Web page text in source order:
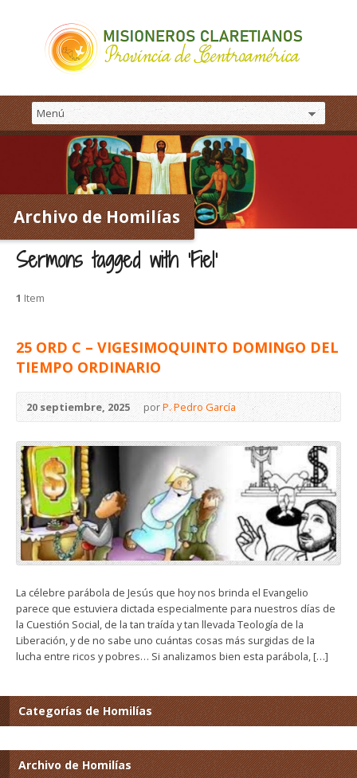
Archivo de Homilías
Sermons tagged with ‘Fiel’
1 Item
25 ORD C – VIGESIMOQUINTO DOMINGO DEL
TIEMPO ORDINARIO
20 septiembre, 2025 porP. Pedro García
La célebre parábola de Jesús que hoy nos brinda el Evangelio
parece que estuviera dictada especialmente para nuestros días de
la Cuestión Social, de la tan traída y tan llevada Teología de la
Liberación, y de no sabe uno cuántas cosas más surgidas de la
lucha entre ricos y pobres… Si analizamos bien esta parábola, […]
Categorías de Homilías
Archivo de Homilías